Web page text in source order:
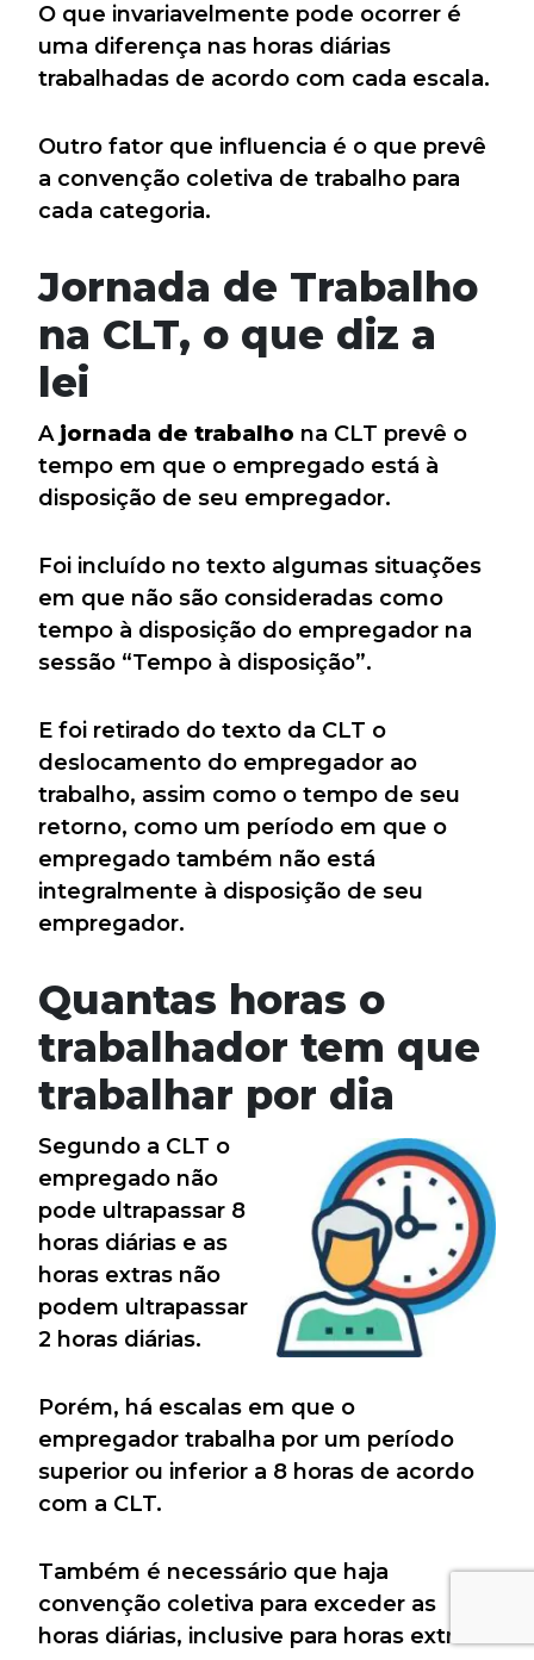
O que invariavelmente pode ocorrer é
uma diferença nas horas diárias
trabalhadas de acordo com cada escala.
Outro fator que influencia é o que prevê
a convenção coletiva de trabalho para
cada categoria.
Jornada de Trabalho
na CLT, o que diz a
lei
A jornada de trabalho na CLT prevê o
tempo em que o empregado está à
disposição de seu empregador.
Foi incluído no texto algumas situações
em que não são consideradas como
tempo à disposição do empregador na
sessão “Tempo à disposição”.
E foi retirado do texto da CLT o
deslocamento do empregador ao
trabalho, assim como o tempo de seu
retorno, como um período em que o
empregado também não está
integralmente à disposição de seu
empregador.
Quantas horas o
trabalhador tem que
trabalhar por dia
Segundo a CLT o
empregado não
pode ultrapassar 8
horas diárias e as
horas extras não
podem ultrapassar
2 horas diárias.
Porém, há escalas em que o
empregador trabalha por um período
superior ou inferior a 8 horas de acordo
com a CLT.
Também é necessário que haja
convenção coletiva para exceder as
horas diárias, inclusive para horas extras.